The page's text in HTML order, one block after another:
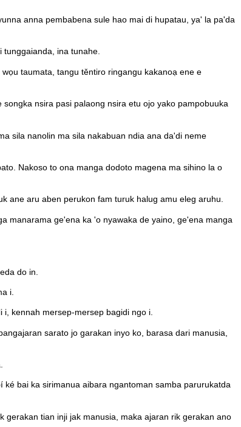
anna pembabena sule hao mai di hupatau, ya' la pa'da
tunggaianda, ina tunahe.
taumata, tangu těntiro ringangu kakanoạ ene e
songka nsira pasi palaong nsira etu ojo yako pampobuuka
sila nanolin ma sila nakabuan ndia ana da'di neme
Nakoso to ona manga dodoto magena ma sihino la o
ane aru aben perukon fam turuk halug amu eleg aruhu.
manarama ge'ena ka 'o nyawaka de yaino, ge'ena manga
do in.
i.
i, kennah mersep-mersep bagidi ngo i.
sarato jo garakan inyo ko, barasa dari manusia,
bai ka sirimanua aibara ngantoman samba parurukatda
tian inji jak manusia, maka ajaran rik gerakan ano